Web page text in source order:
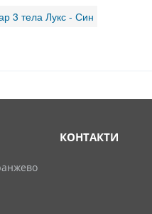
3 тела Лукс - Син
КОНТАКТИ